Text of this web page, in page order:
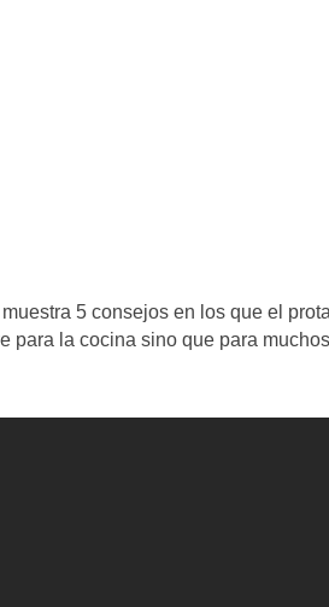
5 consejos en los que el
para la cocina sino que para